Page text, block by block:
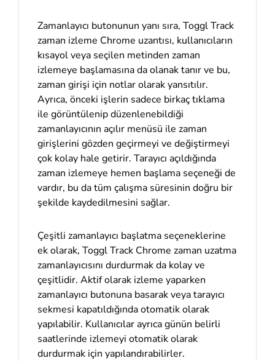
Zamanlayıcı butonunun yanı sıra, Toggl Track
zaman izleme Chrome uzantısı, kullanıcıların
kısayol veya seçilen metinden zaman
izlemeye başlamasına da olanak tanır ve bu,
zaman girişi için notlar olarak yansıtılır.
Ayrıca, önceki işlerin sadece birkaç tıklama
ile görüntülenip düzenlenebildiği
zamanlayıcının açılır menüsü ile zaman
girişlerini gözden geçirmeyi ve değiştirmeyi
çok kolay hale getirir. Tarayıcı açıldığında
zaman izlemeye hemen başlama seçeneği de
vardır, bu da tüm çalışma süresinin doğru bir
şekilde kaydedilmesini sağlar.
Çeşitli zamanlayıcı başlatma seçeneklerine
ek olarak, Toggl Track Chrome zaman uzatma
zamanlayıcısını durdurmak da kolay ve
çeşitlidir. Aktif olarak izleme yaparken
zamanlayıcı butonuna basarak veya tarayıcı
sekmesi kapatıldığında otomatik olarak
yapılabilir. Kullanıcılar ayrıca günün belirli
saatlerinde izlemeyi otomatik olarak
durdurmak için yapılandırabilirler.